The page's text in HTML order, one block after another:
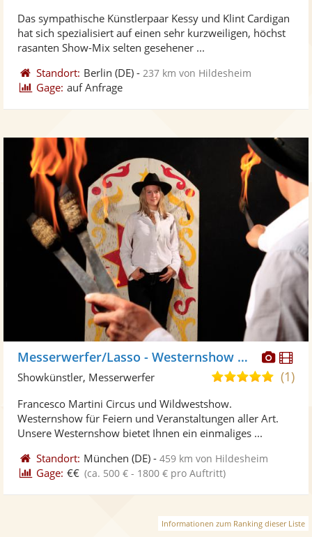
Fotos
5
Das sympathische Künstlerpaar Kessy und Klint Cardigan
hat sich spezialisiert auf einen sehr kurzweiligen, höchst
rasanten Show-Mix selten gesehener ...
Standort: Berlin (DE) - 237 km von Hildesheim
Gage: auf Anfrage
Messerwerfer/Lasso - Westernshow Martini
5,0(1)
Showkünstler, Messerwerfer
Francesco Martini Circus und Wildwestshow.
Westernshow für Feiern und Veranstaltungen aller Art.
Unsere Westernshow bietet Ihnen ein einmaliges ...
Standort: München (DE) -459 km von Hildesheim
Gage: €€ (ca. 500 € - 1800 € pro Auftritt)
Informationen zum Ranking dieser Liste